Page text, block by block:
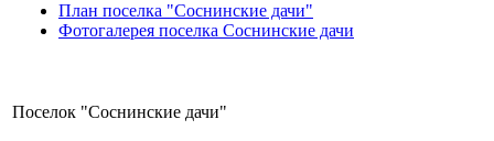
План поселка "Соснинские дачи"
Фотогалерея поселка Соснинские дачи
Поселок "Соснинские дачи"